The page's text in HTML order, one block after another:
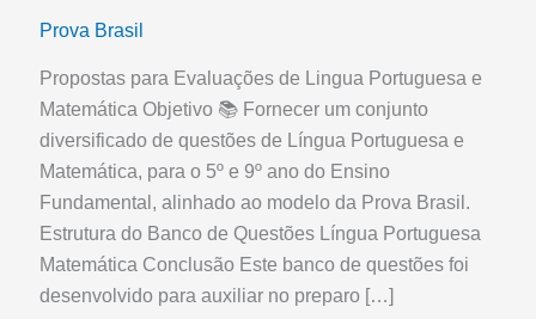
Prova Brasil
Propostas para Evaluações de Lingua Portuguesa e
Matemática Objetivo 📚 Fornecer um conjunto
diversificado de questões de Língua Portuguesa e
Matemática, para o 5º e 9º ano do Ensino
Fundamental, alinhado ao modelo da Prova Brasil.
Estrutura do Banco de Questões Língua Portuguesa
Matemática Conclusão Este banco de questões foi
desenvolvido para auxiliar no preparo […]